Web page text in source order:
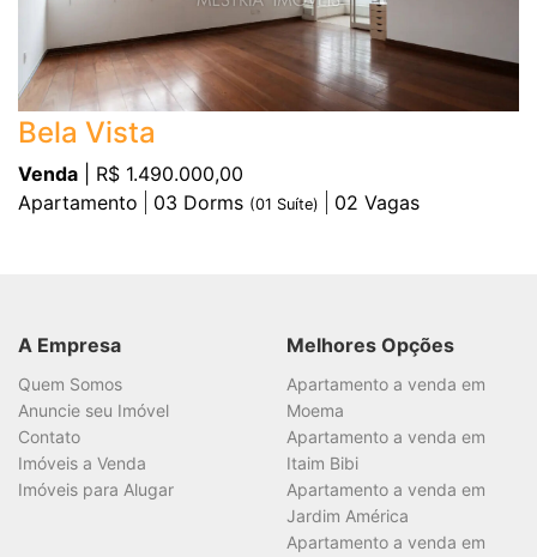
Bela Vista
Venda | R$ 1.490.000,00
Apartamento
03 Dorms (01 Suíte) 02 Vagas
A Empresa
Quem Somos
Anuncie seu Imóvel
Contato
Imóveis a Venda
Imóveis para Alugar
Melhores Opções
Apartamento a venda em
Moema
Apartamento a venda em
Itaim Bibi
Apartamento a venda em
Jardim América
Apartamento a venda em